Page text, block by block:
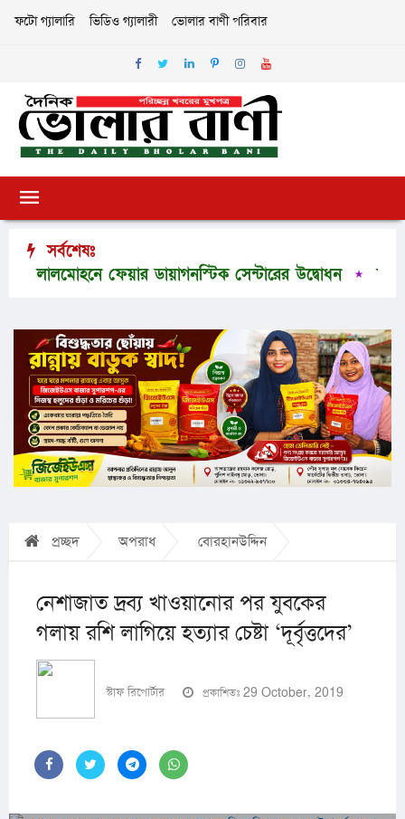
ফটো গ্যালারি ভিডিও গ্যালারী ভোলার বাণী পরিবার
সর্বশেষঃ
লালমোহনে ফেয়ার ডায়াগনস্টিক সেন্টারের উদ্বোধন
প্রচ্ছদ অপরাধ বোরহানউদ্দিন
নেশাজাত দ্রব্য খাওয়ানোর পর যুবকের
গলায় রশি লাগিয়ে হত্যার চেষ্টা ‘দূর্বৃত্তদের’
স্টাফ রিপোর্টার প্রকাশিতঃ 29 October, 2019